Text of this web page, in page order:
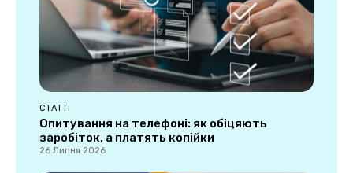
СТАТТІ
Опитування на телефоні: як обіцяють
заробіток, а платять копійки
26 Липня 2026